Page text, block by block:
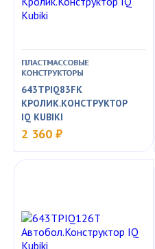
ПЛАСТМАССОВЫЕ
КОНСТРУКТОРЫ
643TPIQ83FK
КРОЛИК.КОНСТРУКТОР
IQ KUBIKI
2 360 ₽